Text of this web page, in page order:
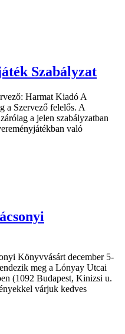
Szabályzat
Harmat Kiadó A
a Szervező felelős. A
a jelen szabályzatban
való
Könyvvásárt december 5-
meg a Lónyay Utcai
(1092 Budapest, Kinizsi u.
várjuk kedves